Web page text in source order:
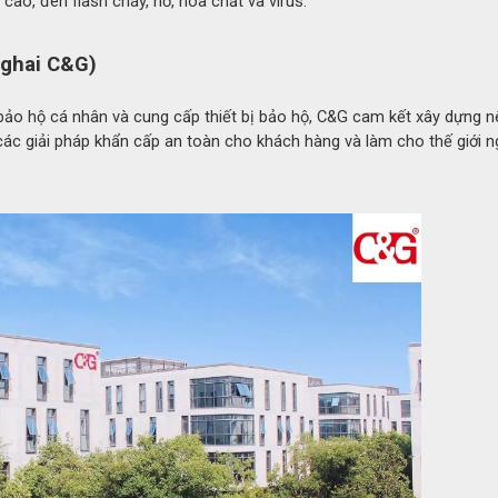
C&G
(bức xạ nhiệt)
F1.
C&G)
hộ cá nhân và cung cấp thiết bị bảo hộ, C&G cam kết xây dựng
giải pháp khẩn cấp an toàn cho khách hàng và làm cho thế giới